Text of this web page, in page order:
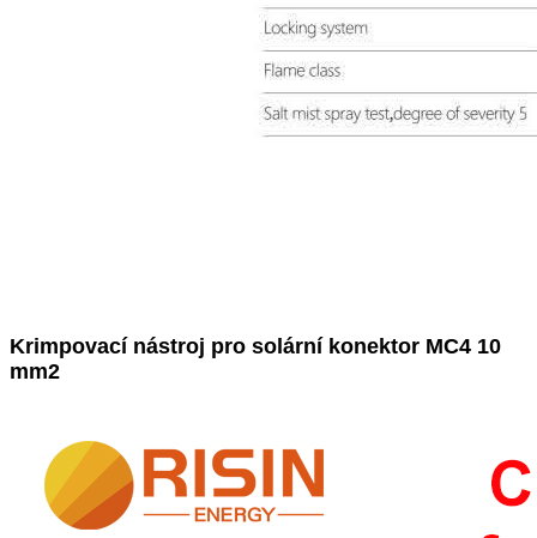
Krimpovací nástroj pro solární konektor MC4 10
mm2